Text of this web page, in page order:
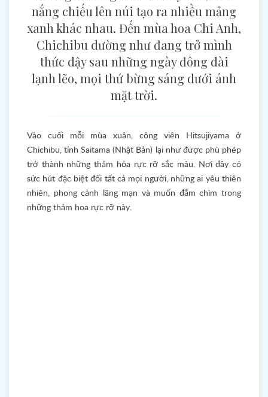
nắng chiếu lên núi tạo ra nhiều mảng
xanh khác nhau. Đến mùa hoa Chi Anh,
Chichibu dường như đang trở mình
thức dậy sau những ngày đông dài
lạnh lẽo, mọi thứ bừng sáng dưới ánh
mặt trời.
Vào cuối mỗi mùa xuân, công viên Hitsujiyama ở
Chichibu, tỉnh Saitama (Nhật Bản) lại như được phù phép
trở thành những thảm hỏa rực rỡ sắc màu. Nơi đây có
sức hút đặc biệt đối tất cả mọi người, những ai yêu thiên
nhiên, phong cảnh lãng mạn và muốn đắm chìm trong
những thảm hoa rực rỡ này.